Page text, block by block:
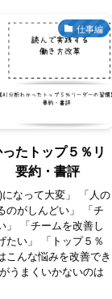
仕事編
ったトップ５％リ
要約・書評
になって大変」 「人の
のがしんどい」 「チ
」 「チームを改善し
たい」 「トップ５％
こんな悩みを改善でき
うまくいかないのは